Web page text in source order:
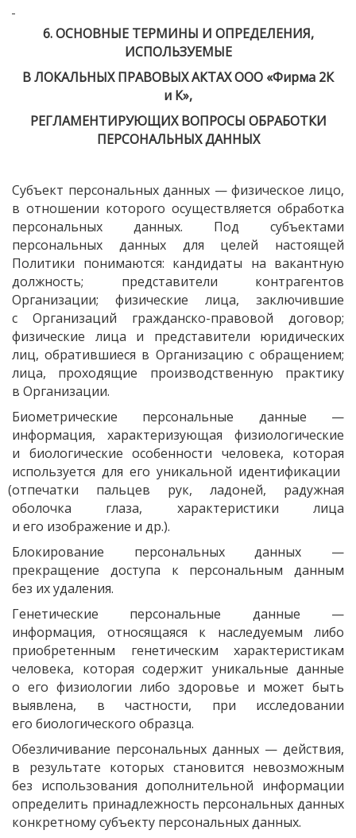
6. ОСНОВНЫЕ ТЕРМИНЫ И ОПРЕДЕЛЕНИЯ,
ИСПОЛЬЗУЕМЫЕ
В ЛОКАЛЬНЫХ ПРАВОВЫХ АКТАХ ООО «Фирма 2К
и К»,
РЕГЛАМЕНТИРУЮЩИХ ВОПРОСЫ ОБРАБОТКИ
ПЕРСОНАЛЬНЫХ ДАННЫХ
Субъект персональных данных — физическое лицо,
в отношении которого осуществляется обработка
персональных данных. Под субъектами
персональных данных для целей настоящей
Политики понимаются: кандидаты на вакантную
должность; представители контрагентов
Организации; физические лица, заключившие
с Организаций гражданско-правовой договор;
физические лица и представители юридических
лиц, обратившиеся в Организацию с обращением;
лица, проходящие производственную практику
в Организации.
Биометрические персональные данные —
информация, характеризующая физиологические
и биологические особенности человека, которая
используется для его уникальной идентификации
(отпечатки пальцев рук, ладоней, радужная
оболочка глаза, характеристики лица
и его изображение и др.).
Блокирование персональных данных —
прекращение доступа к персональным данным
без их удаления.
Генетические персональные данные —
информация, относящаяся к наследуемым либо
приобретенным генетическим характеристикам
человека, которая содержит уникальные данные
о его физиологии либо здоровье и может быть
выявлена, в частности, при исследовании
его биологического образца.
Обезличивание персональных данных — действия,
в результате которых становится невозможным
без использования дополнительной информации
определить принадлежность персональных данных
конкретному субъекту персональных данных.